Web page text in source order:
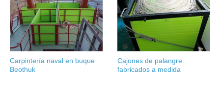
Carpintería naval en buque
Beothuk
Cajones de palangre
fabricados a medida